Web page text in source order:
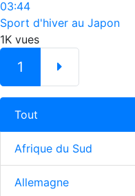
03:44
Sport d'hiver au Japon
1K vues
1
Tout
Afrique du Sud
Allemagne